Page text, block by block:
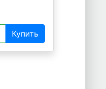
Купить